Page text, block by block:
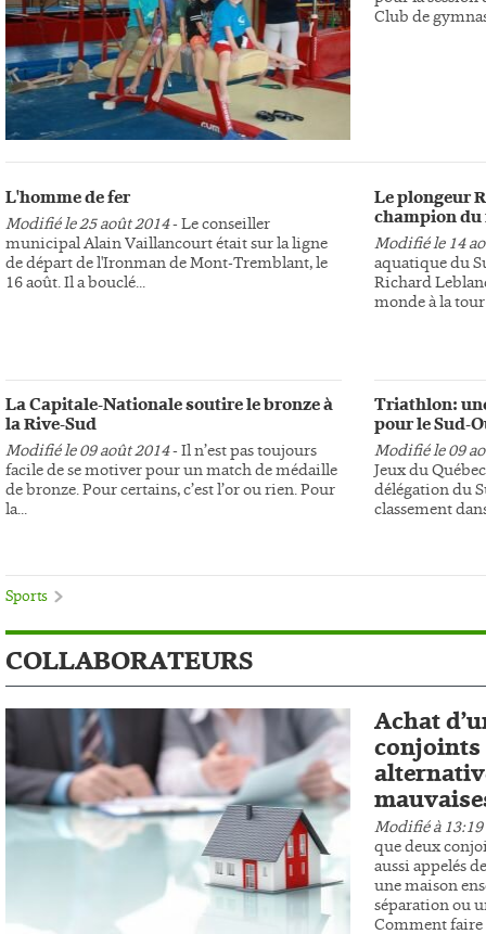
Club de
L'homme de fer
Modifié le 25 août 2014- Le conseiller
municipal Alain Vaillancourt était sur la ligne
de départ de l'Ironman de Mont-Tremblant, le
16 août. Il a bouclé...
La Capitale-Nationale soutire le bronze à
la Rive-Sud
Modifié le 09 août 2014- Il n’est pas toujours
facile de se motiver pour un match de médaille
de bronze. Pour certains, c’est l’or ou rien. Pour
la...
Le plongeur
champion du
Modifié le 14
aquatique du
Richard
monde à la
Triathlon:
pour le Sud-
Modifié le 09
Jeux du
délégation du
classement
Sports
COLLABORATEURS
Achat
conjoints
Modifié à 13:19
que deux
aussi appelés
une maison
séparation ou
Comment